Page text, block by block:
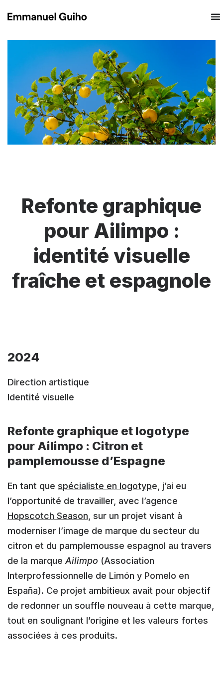
Refonte graphique
pour Ailimpo :
identité visuelle
fraîche et espagnole
2024
Direction artistique
Identité visuelle
Refonte graphique et logotype
pour Ailimpo : Citron et
pamplemousse d’Espagne
En tant que spécialiste en logotype, j’ai eu
l’opportunité de travailler, avec l’agence
Hopscotch Season , sur un projet visant à
moderniser l’image de marque du secteur du
citron et du pamplemousse espagnol au travers
de la marque Ailimpo (Association
Interprofessionnelle de Limón y Pomelo en
España). Ce projet ambitieux avait pour objectif
de redonner un souffle nouveau à cette marque,
tout en soulignant l’origine et les valeurs fortes
associées à ces produits.